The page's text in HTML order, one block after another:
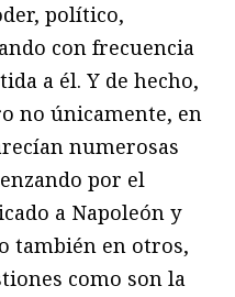
político,
con frecuencia
a él. Y de hecho,
no únicamente, en
numerosas
por el
a Napoleón y
también en otros,
como son la